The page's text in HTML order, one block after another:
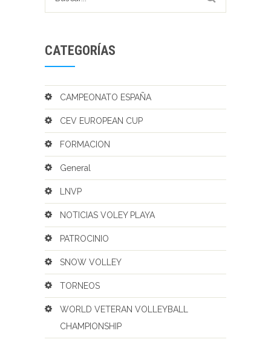
CATEGORÍAS
CAMPEONATO ESPAÑA
CEV EUROPEAN CUP
FORMACION
General
LNVP
NOTICIAS VOLEY PLAYA
PATROCINIO
SNOW VOLLEY
TORNEOS
WORLD VETERAN VOLLEYBALL
CHAMPIONSHIP